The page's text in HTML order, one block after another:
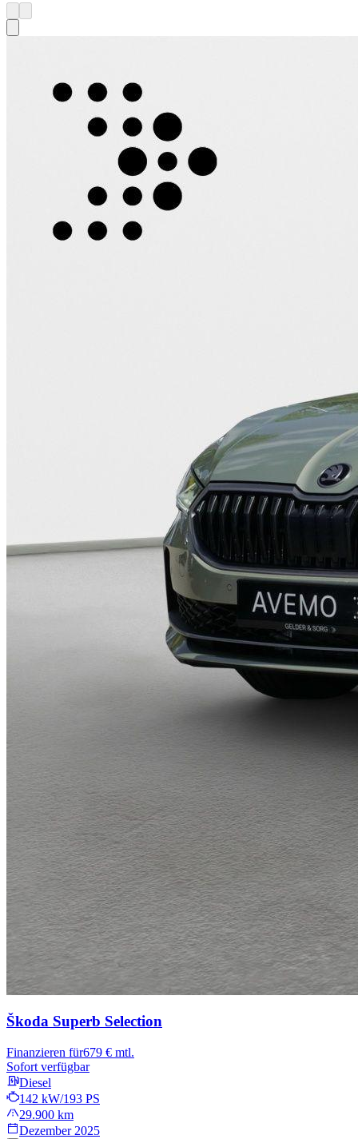
Škoda Superb Selection
Finanzieren für679 € mtl.
Sofort verfügbar
Diesel
142 kW/193 PS
29.900 km
Dezember 2025